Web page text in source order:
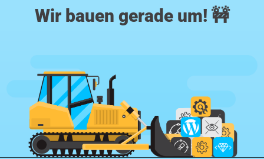
Wir bauen gerade um! 🚧